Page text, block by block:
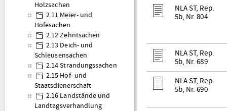
Holzsachen
2.11 Meier- und
Höfesachen
2.12 Zehntsachen
2.13 Deich- und
Schleusensachen
2.14 Strandungssachen
2.15 Hof- und
Staatsdienerschaft
2.16 Landstände und
Landtagsverhandlung
NLA ST, Rep.
5b, Nr. 804
NLA ST, Rep.
5b, Nr. 689
NLA ST, Rep.
5b, Nr. 690